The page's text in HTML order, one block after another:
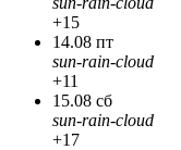
+15
14.08 пт
sun-rain-cloud
+11
15.08 сб
sun-rain-cloud
+17